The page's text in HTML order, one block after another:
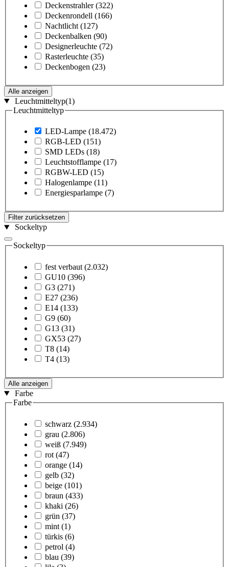
Deckenstrahler (322)
Deckenrondell (166)
Nachtlicht (127)
Deckenbalken (90)
Designerleuchte (72)
Rasterleuchte (35)
Deckenbogen (23)
Alle anzeigen
Leuchtmitteltyp(1)
Leuchtmitteltyp
LED-Lampe (18.472)
RGB-LED (151)
SMD LEDs (18)
Leuchtstofflampe (17)
RGBW-LED (15)
Halogenlampe (11)
Energiesparlampe (7)
Filter zurücksetzen
Sockeltyp
Sockeltyp
fest verbaut (2.032)
GU10 (396)
G3 (271)
E27 (236)
E14 (133)
G9 (60)
G13 (31)
GX53 (27)
T8 (14)
T4 (13)
Alle anzeigen
Farbe
Farbe
schwarz (2.934)
grau (2.806)
weiß (7.949)
rot (47)
orange (14)
gelb (32)
beige (101)
braun (433)
khaki (26)
grün (37)
mint (1)
türkis (6)
petrol (4)
blau (39)